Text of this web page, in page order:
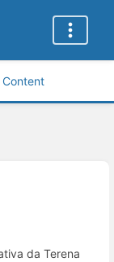
Content
da Terena